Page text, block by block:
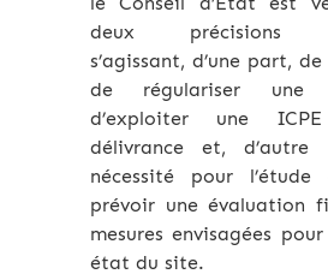
deux précisions
s’agissant, d’une part,
de régulariser une
d’exploiter une
délivrance et,
nécessité pour l’étude
prévoir une évaluation
mesures envisagées
état du site.